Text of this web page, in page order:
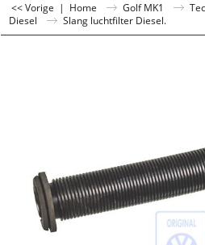
<< Vorige | Home Golf MK1
Diesel
Slang luchtfilter Diesel.